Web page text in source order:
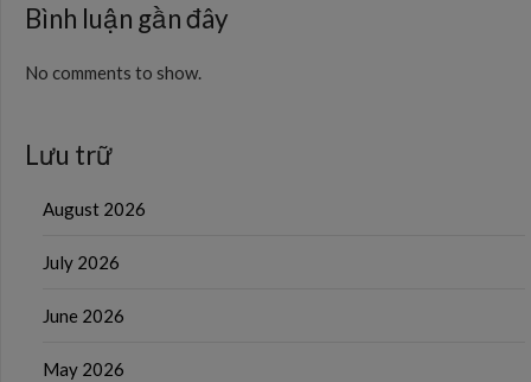
Bình luận gần đây
No comments to show.
Lưu trữ
August 2026
July 2026
June 2026
May 2026